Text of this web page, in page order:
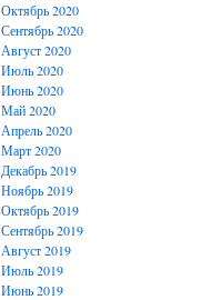
Октябрь 2020
Сентябрь 2020
Август 2020
Июль 2020
Июнь 2020
Май 2020
Апрель 2020
Март 2020
Декабрь 2019
Ноябрь 2019
Октябрь 2019
Сентябрь 2019
Август 2019
Июль 2019
Июнь 2019